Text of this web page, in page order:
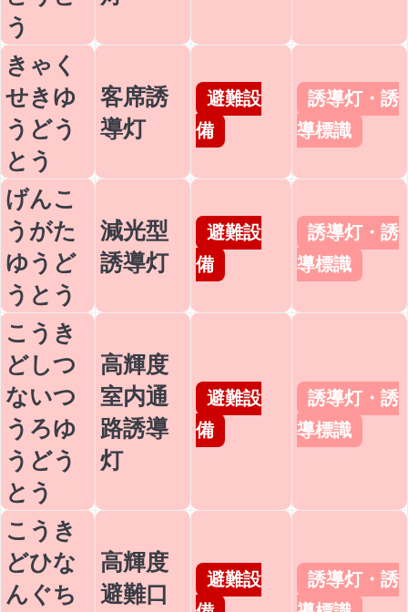
う
きゃく
せきゆ
うどう
とう
客席誘
導灯
避難設
備
誘導灯・誘
導標識
げんこ
うがた
ゆうど
うとう
減光型
誘導灯
避難設
備
誘導灯・誘
導標識
こうき
どしつ
ないつ
うろゆ
うどう
とう
高輝度
室内通
路誘導
灯
避難設
備
誘導灯・誘
導標識
こうき
どひな
んぐち
高輝度
避難口
避難設
誘導灯・誘